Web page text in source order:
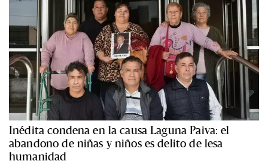
Inédita condena en la causa Laguna Paiva: el
abandono de niñas y niños es delito de lesa
humanidad